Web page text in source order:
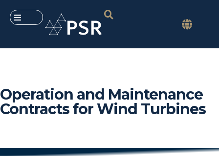
Operation and Maintenance
Contracts for Wind Turbines